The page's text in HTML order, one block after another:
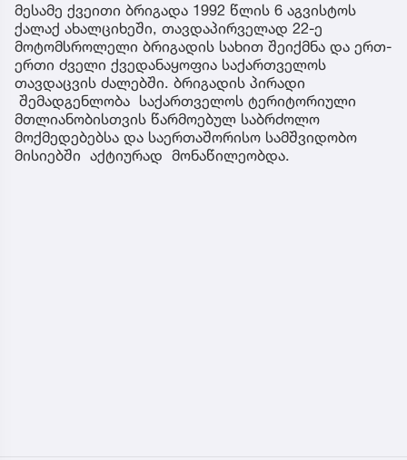
მესამე ქვეითი ბრიგადა 1992 წლის 6 აგვისტოს
ქალაქ ახალციხეში, თავდაპირველად 22-ე
მოტომსროლელი ბრიგადის სახით შეიქმნა და ერთ-
ერთი ძველი ქვედანაყოფია საქართველოს
თავდაცვის ძალებში. ბრიგადის პირადი
შემადგენლობა საქართველოს ტერიტორიული
მთლიანობისთვის წარმოებულ საბრძოლო
მოქმედებებსა და საერთაშორისო სამშვიდობო
მისიებში აქტიურად მონაწილეობდა.